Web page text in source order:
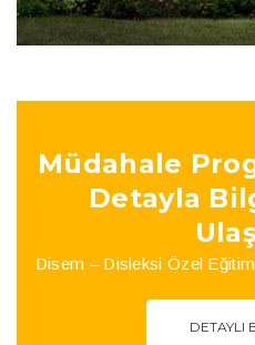
Müdahale
Detayla
Disem – Disleksi Özel
DETAYLI